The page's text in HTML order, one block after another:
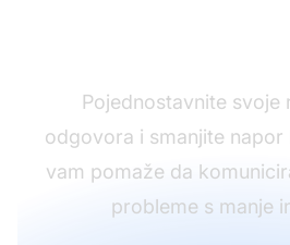
Pojednostavnite svoje
odgovora i smanjite napor
vam pomaže da
probleme s manje